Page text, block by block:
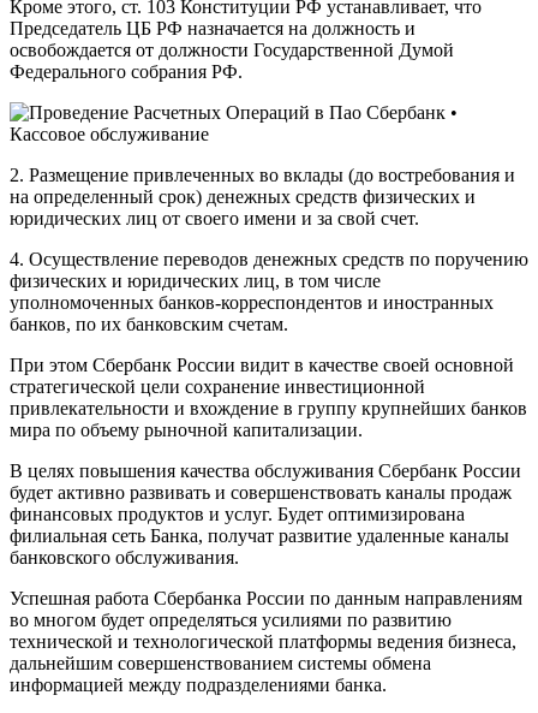
Кроме этого, ст. 103 Конституции РФ устанавливает, что
Председатель ЦБ РФ назначается на должность и
освобождается от должности Государственной Думой
Федерального собрания РФ.
2. Размещение привлеченных во вклады (до востребования и
на определенный срок) денежных средств физических и
юридических лиц от своего имени и за свой счет.
4. Осуществление переводов денежных средств по поручению
физических и юридических лиц, в том числе
уполномоченных банков-корреспондентов и иностранных
банков, по их банковским счетам.
При этом Сбербанк России видит в качестве своей основной
стратегической цели сохранение инвестиционной
привлекательности и вхождение в группу крупнейших банков
мира по объему рыночной капитализации.
В целях повышения качества обслуживания Сбербанк России
будет активно развивать и совершенствовать каналы продаж
финансовых продуктов и услуг. Будет оптимизирована
филиальная сеть Банка, получат развитие удаленные каналы
банковского обслуживания.
Успешная работа Сбербанка России по данным направлениям
во многом будет определяться усилиями по развитию
технической и технологической платформы ведения бизнеса,
дальнейшим совершенствованием системы обмена
информацией между подразделениями банка.